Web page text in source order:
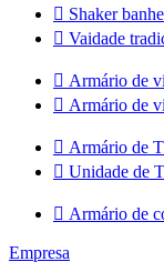
 Shaker
 Vaidade
 Armário de
 Armário de
 Armário de
 Unidade de
 Armário de
Empresa